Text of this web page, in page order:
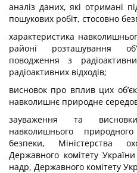
аналіз даних, які отримані
пошукових робіт, стосовно
характеристика
районі розташування
поводження з
радіоактивних відходів;
висновок про вплив цих
навколишнє природне
зауваження та
навколишнього
безпеки, Міністерства
Державного комітету
надр, Державного комітету